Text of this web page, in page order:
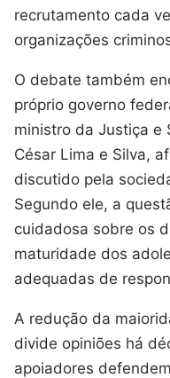
recrutamento cada
organizações
O debate também
próprio governo
ministro da Justiça e
César Lima e Silva,
discutido pela
Segundo ele, a
cuidadosa sobre os
maturidade dos
adequadas de
A redução da
divide opiniões há
apoiadores